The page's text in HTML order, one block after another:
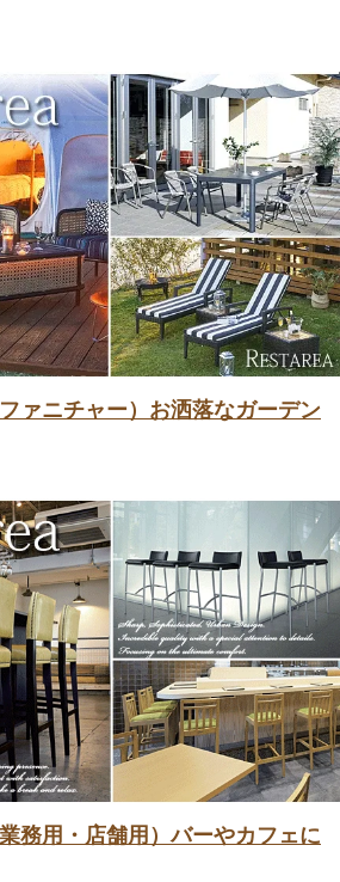
ァニチャー）お洒落なガーデン
務用・店舗用）バーやカフェに